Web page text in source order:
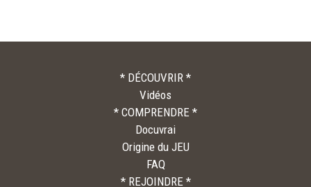
* DÉCOUVRIR *
Vidéos
* COMPRENDRE *
Docuvrai
Origine du JEU
FAQ
* REJOINDRE *